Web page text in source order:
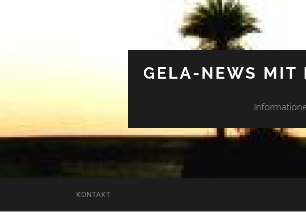
GELA-NEWS MIT
KONTAKT